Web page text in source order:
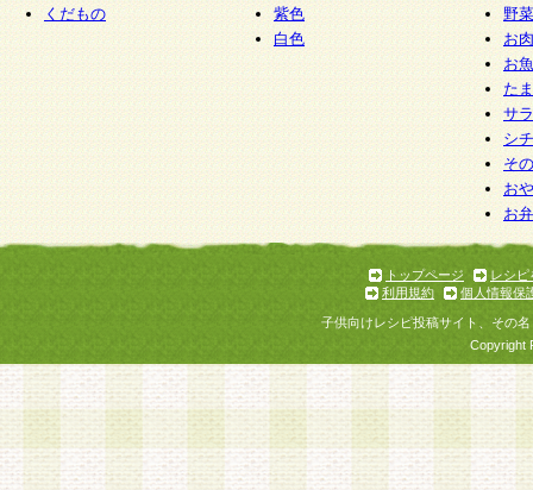
くだもの
紫色
白色
野
お
お
た
サ
シ
そ
お
お
トップページ
レシピ
利用規約
個人情報保
子供向けレシピ投稿サイト、その
Copyright